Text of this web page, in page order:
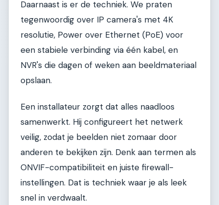
Daarnaast is er de techniek. We praten
tegenwoordig over IP camera's met 4K
resolutie, Power over Ethernet (PoE) voor
een stabiele verbinding via één kabel, en
NVR's die dagen of weken aan beeldmateriaal
opslaan.
Een installateur zorgt dat alles naadloos
samenwerkt. Hij configureert het netwerk
veilig, zodat je beelden niet zomaar door
anderen te bekijken zijn. Denk aan termen als
ONVIF-compatibiliteit en juiste firewall-
instellingen. Dat is techniek waar je als leek
snel in verdwaalt.